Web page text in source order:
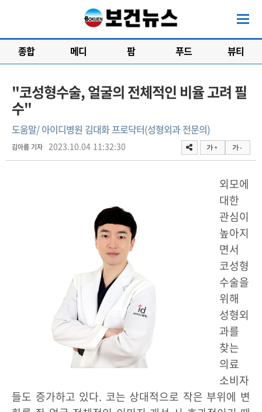
종합 메디 팜 푸드 뷰티
"코성형수술, 얼굴의 전체적인 비율 고려 필
수"
도움말/ 아이디병원 김대화 프로닥터(성형외과 전문의)
김아름 기자 2023.10.04 11:32:30 가 + 가 -
외모에
대한
관심이
높아지
면서
코성형
수술을
위해
성형외
과를
찾는
의료
소비자
들도 증가하고 있다. 코는 상대적으로 작은 부위에 변